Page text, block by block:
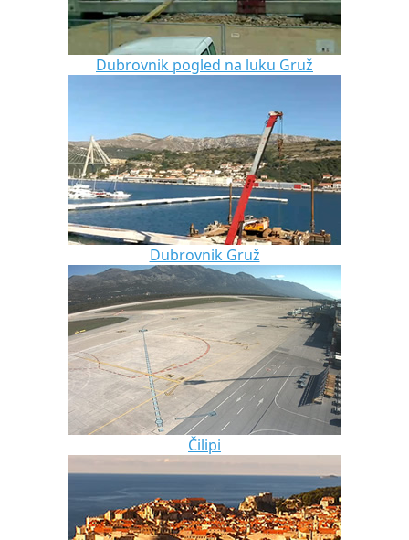
Dubrovnik pogled na luku Gruž
Dubrovnik Gruž
Čilipi